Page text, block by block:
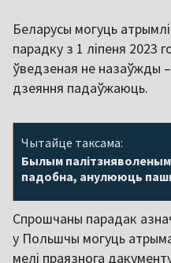
Беларусы могуць
парадку з 1 ліпеня 2023
ўведзеная не назаўжды
дзеяння падаўжаюць.
Чытайце таксама:
Былым
падобна, анулююць
Спрошчаны парадак
у Польшчы могуць
мелі праязнога